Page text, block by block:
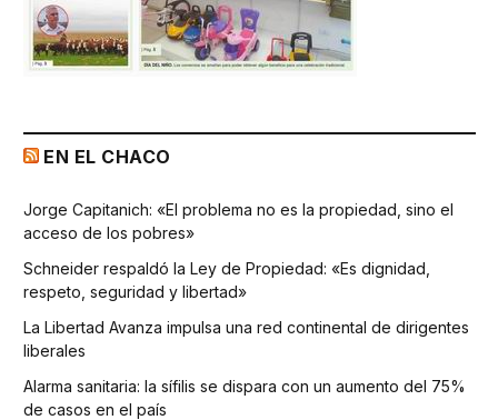
EN EL CHACO
Jorge Capitanich: «El problema no es la propiedad, sino el
acceso de los pobres»
Schneider respaldó la Ley de Propiedad: «Es dignidad,
respeto, seguridad y libertad»
La Libertad Avanza impulsa una red continental de dirigentes
liberales
Alarma sanitaria: la sífilis se dispara con un aumento del 75%
de casos en el país